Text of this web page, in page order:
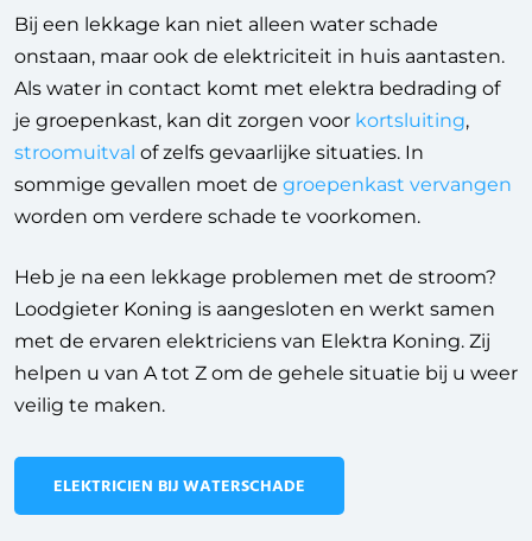
Bij een lekkage kan niet alleen water schade
onstaan, maar ook de elektriciteit in huis aantasten.
Als water in contact komt met elektra bedrading of
je groepenkast, kan dit zorgen voor kortsluiting,
stroomuitval of zelfs gevaarlijke situaties. In
sommige gevallen moet de groepenkast vervangen
worden om verdere schade te voorkomen.
Heb je na een lekkage problemen met de stroom?
Loodgieter Koning is aangesloten en werkt samen
met de ervaren elektriciens van Elektra Koning. Zij
helpen u van A tot Z om de gehele situatie bij u weer
veilig te maken.
ELEKTRICIEN BIJ WATERSCHADE